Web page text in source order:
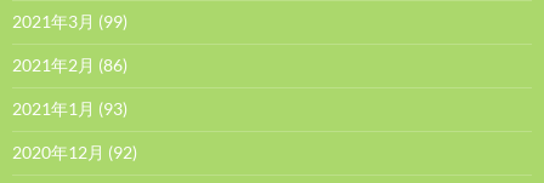
2021年3月 (99)
2021年2月 (86)
2021年1月 (93)
2020年12月 (92)